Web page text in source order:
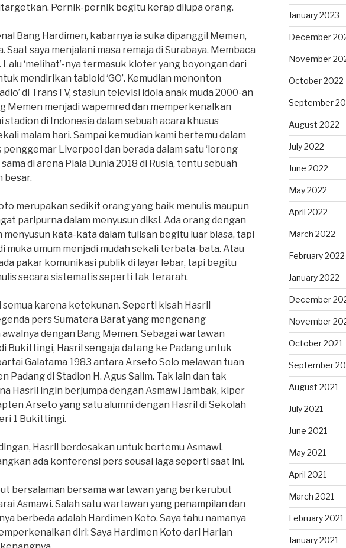
Pernik-pernik begitu kerap dilupa orang.
Bang Hardimen, kabarnya ia suka dipanggil Memen,
Saat saya menjalani masa remaja di Surabaya. Membaca
Lalu ‘melihat’-nya termasuk kloter yang boyongan dari
mendirikan tabloid ‘GO’. Kemudian menonton
di TransTV, stasiun televisi idola anak muda 2000-an
Memen menjadi wapemred dan memperkenalkan
stadion di Indonesia dalam sebuah acara khusus
malam hari. Sampai kemudian kami bertemu dalam
penggemar Liverpool dan berada dalam satu ‘lorong
di arena Piala Dunia 2018 di Rusia, tentu sebuah
besar.
merupakan sedikit orang yang baik menulis maupun
paripurna dalam menyusun diksi. Ada orang dengan
menyusun kata-kata dalam tulisan begitu luar biasa, tapi
muka umum menjadi mudah sekali terbata-bata. Atau
pakar komunikasi publik di layar lebar, tapi begitu
secara sistematis seperti tak terarah.
semua karena ketekunan. Seperti kisah Hasril
pers Sumatera Barat yang mengenang
dengan Bang Memen. Sebagai wartawan
Bukittingi, Hasril sengaja datang ke Padang untuk
Galatama 1983 antara Arseto Solo melawan tuan
Padang di Stadion H. Agus Salim. Tak lain dan tak
Hasril ingin berjumpa dengan Asmawi Jambak, kiper
Arseto yang satu alumni dengan Hasril di Sekolah
1 Bukittingi.
Hasril berdesakan untuk bertemu Asmawi.
ada konferensi pers seusai laga seperti saat ini.
bersalaman bersama wartawan yang berkerubut
Asmawi. Salah satu wartawan yang penampilan dan
berbeda adalah Hardimen Koto. Saya tahu namanya
diri: Saya Hardimen Koto dari Harian
January 2023
December
November
October 2022
September
August 2022
July 2022
June 2022
May 2022
April 2022
March 2022
February 2022
January 2022
December
November
October 2021
September
August 2021
July 2021
June 2021
May 2021
April 2021
March 2021
February 2021
January 2021